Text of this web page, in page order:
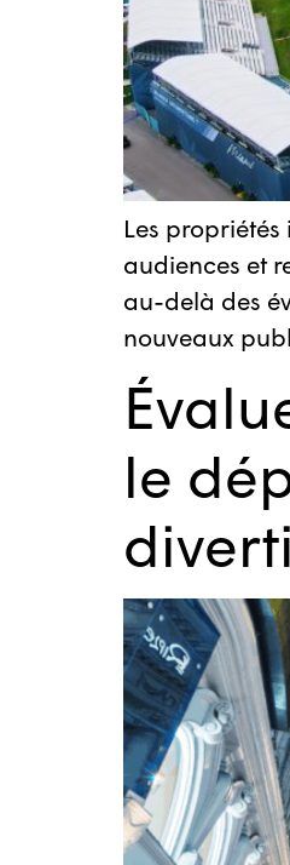
Les
audiences et
au-delà des
nouveaux
le